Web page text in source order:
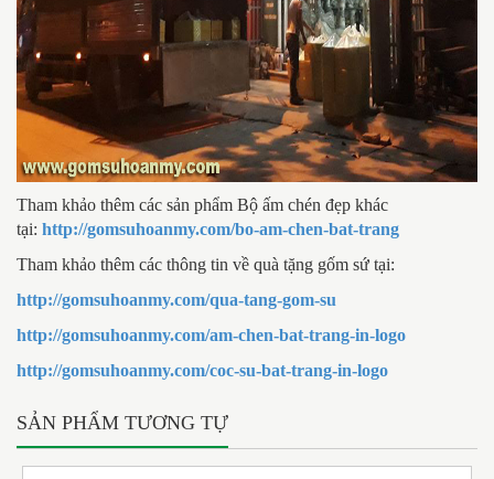
Tham khảo thêm các sản phẩm Bộ ấm chén đẹp khác
tại: http://gomsuhoanmy.com/bo-am-chen-bat-trang
Tham khảo thêm các thông tin về quà tặng gốm sứ tại:
http://gomsuhoanmy.com/qua-tang-gom-su
http://gomsuhoanmy.com/am-chen-bat-trang-in-logo
http://gomsuhoanmy.com/coc-su-bat-trang-in-logo
SẢN PHẨM TƯƠNG TỰ